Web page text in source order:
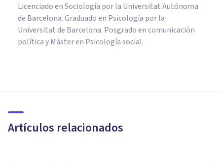
Licenciado en Sociología por la Universitat Autónoma
de Barcelona. Graduado en Psicología por la
Universitat de Barcelona. Posgrado en comunicación
política y Máster en Psicología social.
Artículos relacionados
ansiedad»